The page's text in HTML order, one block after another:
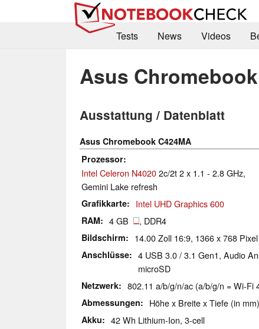
Tests
News Videos
Asus
Ausstattung / Datenblatt
Asus Chromebook C424MA
Prozessor
Intel Celeron N40202c/2t 2 x 1.1 - 2.8 GHz,
Gemini Lake refresh
Grafikkarte Intel UHD Graphics 600
RAM 4 GB , DDR4
Bildschirm 14.00 Zoll 16:9, 1366 x 768
Anschlüsse
4 USB 3.0 / 3.1 Gen1, Audio
microSD
Netzwerk 802.11 a/b/g/n/ac (a/b/g/n = Wi-Fi
Abmessungen Höhe x Breite x Tiefe (in
Akku 42 Wh Lithium-Ion, 3-cell